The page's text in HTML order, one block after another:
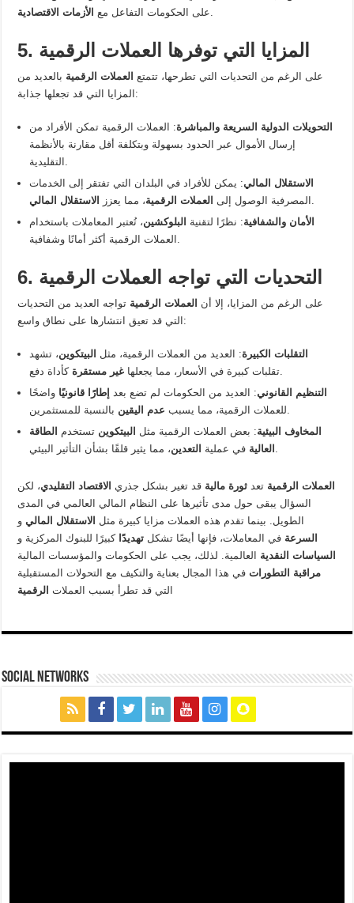
على الحكومات التفاعل مع الأزمات الاقتصادية
5. المزايا التي توفرها العملات الرقمية
على الرغم من التحديات التي تطرحها، تتمتع العملات الرقمية بالعديد من
المزايا التي قد تجعلها جذابة:
التحويلات الدولية السريعة والمباشرة: العملات الرقمية تمكن الأفراد من
إرسال الأموال عبر الحدود بسهولة وبتكلفة أقل مقارنة بالأنظمة
الاستقلال المالي: يمكن للأفراد في البلدان التي تفتقر إلى الخدمات
المصرفية الوصول إلى العملات الرقمية، مما يعزز الاستقلال المالي
الأمان والشفافية: نظرًا لتقنية البلوكشين، تُعتبر المعاملات باستخدام
6. التحديات التي تواجه العملات الرقمية
على الرغم من المزايا، إلا أن العملات الرقمية تواجه العديد من التحديات
التي قد تعيق انتشارها على نطاق واسع:
التقلبات الكبيرة: العديد من العملات الرقمية، مثل البيتكوين، تشهد
تقلبات كبيرة في الأسعار، مما يجعلها غير مستقرة
التنظيم القانوني: العديد من الحكومات لم تضع بعد إطارًا قانونيًا واضحًا
للعملات الرقمية، مما يسبب عدم اليقين
المخاوف البيئية: بعض العملات الرقمية مثل البيتكوين تستخدم الطاقة
العالية في عملية التعدين
العملات الرقمية تعد ثورة مالية قد تغير بشكل جذري الاقتصاد التقليدي، لكن
السؤال يبقى حول مدى تأثيرها على النظام المالي العالمي في المدى
الطويل. بينما تقدم هذه العملات مزايا كبيرة مثل الاستقلال الماليو
السرعة في المعاملات، فإنها أيضًا تشكل تهديدًا كبيرًا للبنوك المركزية و
السياسات النقدية العالمية. لذلك، يجب على الحكومات والمؤسسات المالية
مراقبة التطوراتفي هذا المجال بعناية والتكيف مع التحولات المستقبلية
التي قد تطرأ بسبب العملات الرقمية
social networks